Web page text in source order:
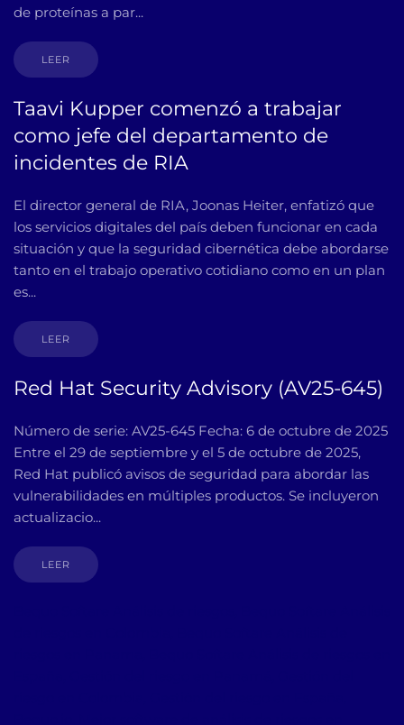
de proteínas a par...
LEER
Taavi Kupper comenzó a trabajar
como jefe del departamento de
incidentes de RIA
El director general de RIA, Joonas Heiter, enfatizó que
los servicios digitales del país deben funcionar en cada
situación y que la seguridad cibernética debe abordarse
tanto en el trabajo operativo cotidiano como en un plan
es...
LEER
Red Hat Security Advisory (AV25-645)
Número de serie: AV25-645 Fecha: 6 de octubre de 2025
Entre el 29 de septiembre y el 5 de octubre de 2025,
Red Hat publicó avisos de seguridad para abordar las
vulnerabilidades en múltiples productos. Se incluyeron
actualizacio...
LEER